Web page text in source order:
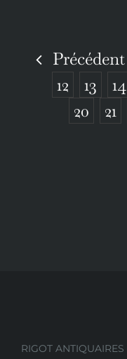
Précédent
12
13 14
20
21
RIGOT ANTIQUAIRES